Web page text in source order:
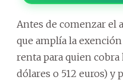
Antes de comenzar el
que amplía la
renta para quien cobra
dólares o 512 euros) y